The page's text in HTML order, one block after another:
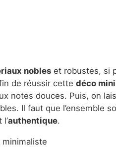
nobles et robustes, si
de réussir cette déco
notes douces. Puis, on
Il faut que l’ensemble
authentique.